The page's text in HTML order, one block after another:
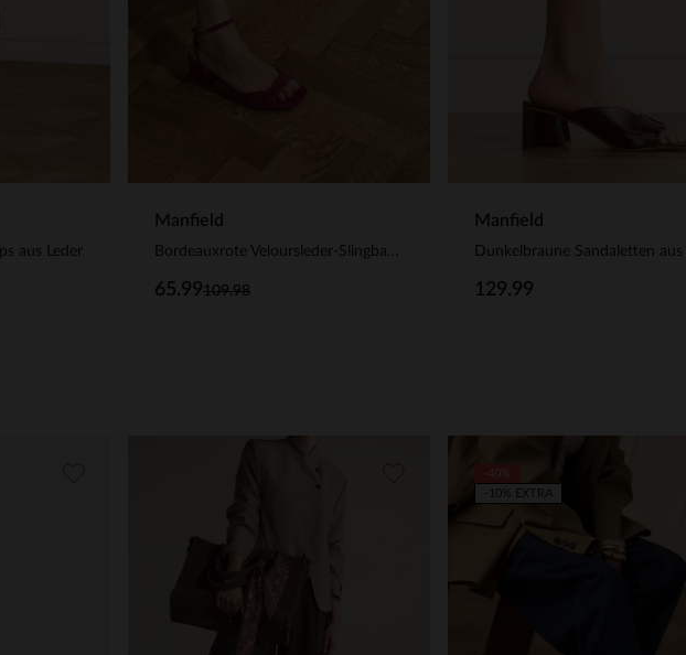
aus Leder
Manfield
Bordeauxrote Veloursleder-Slingbackpumps
109.98
65.99
Manfield
129.99
-10% EXTRA